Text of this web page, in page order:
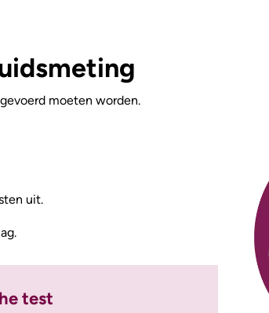
moeten worden.
uit.
test